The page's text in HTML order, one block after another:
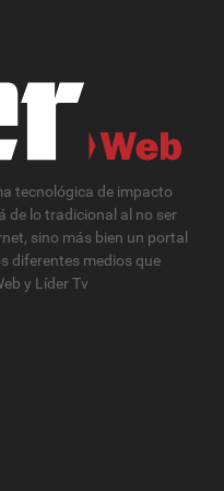
tecnológica de impacto
de lo tradicional al no ser
sino más bien un portal
diferentes medios que
y Líder Tv